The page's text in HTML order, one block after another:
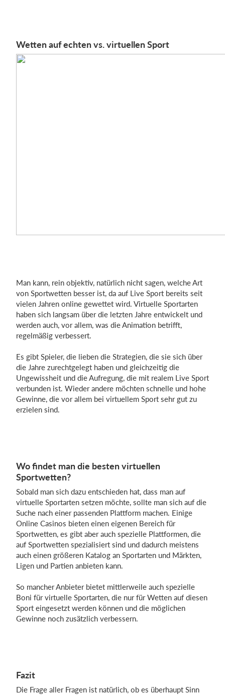
Wetten auf echten vs. virtuellen Sport
Man kann, rein objektiv, natürlich nicht sagen, welche Art
von Sportwetten besser ist, da auf Live Sport bereits seit
vielen Jahren online gewettet wird. Virtuelle Sportarten
haben sich langsam über die letzten Jahre entwickelt und
werden auch, vor allem, was die Animation betrifft,
regelmäßig verbessert.
Es gibt Spieler, die lieben die Strategien, die sie sich über
die Jahre zurechtgelegt haben und gleichzeitig die
Ungewissheit und die Aufregung, die mit realem Live Sport
verbunden ist. Wieder andere möchten schnelle und hohe
Gewinne, die vor allem bei virtuellem Sport sehr gut zu
erzielen sind.
Wo findet man die besten virtuellen
Sportwetten?
Sobald man sich dazu entschieden hat, dass man auf
virtuelle Sportarten setzen möchte, sollte man sich auf die
Suche nach einer passenden Plattform machen. Einige
Online Casinos bieten einen eigenen Bereich für
Sportwetten, es gibt aber auch spezielle Plattformen, die
auf Sportwetten spezialisiert sind und dadurch meistens
auch einen größeren Katalog an Sportarten und Märkten,
Ligen und Partien anbieten kann.
So mancher Anbieter bietet mittlerweile auch spezielle
Boni für virtuelle Sportarten, die nur für Wetten auf diesen
Sport eingesetzt werden können und die möglichen
Gewinne noch zusätzlich verbessern.
Fazit
Die Frage aller Fragen ist natürlich, ob es überhaupt Sinn